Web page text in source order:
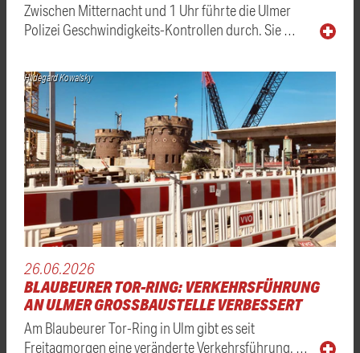
Zwischen Mitternacht und 1 Uhr führte die Ulmer
Polizei Geschwindigkeits-Kontrollen durch. Sie …
Hildegard Kowalsky
26.06.2026
BLAUBEURER TOR-RING: VERKEHRSFÜHRUNG
AN ULMER GROSSBAUSTELLE VERBESSERT
Am Blaubeurer Tor-Ring in Ulm gibt es seit
Freitagmorgen eine veränderte Verkehrsführung. …